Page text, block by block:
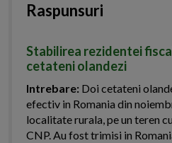
Raspunsuri
Stabilirea rezidentei
cetateni olandezi
Intrebare: Doi cetateni
efectiv in Romania din
localitate rurala, pe un teren
CNP. Au fost trimisi in